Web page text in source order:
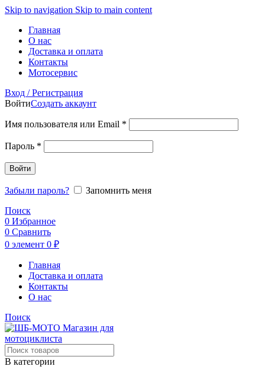
Skip to navigation Skip to main content
Главная
О нас
Доставка и оплата
Контакты
Мотосервис
Вход / Регистрация
ВойтиСоздать аккаунт
Имя пользователя или Email *
Пароль *
Войти
Забыли пароль?
Запомнить меня
Поиск
0 Избранное
0 Сравнить
0 элемент 0 ₽
Главная
Доставка и оплата
Контакты
О нас
Поиск
В категории